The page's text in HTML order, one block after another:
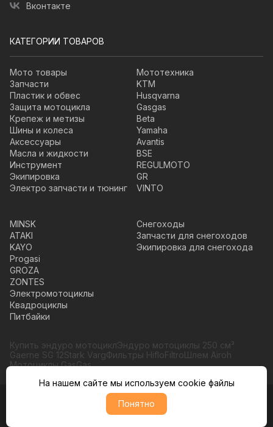
Вконтакте
КАТЕГОРИИ ТОВАРОВ
Мото товары
Запчасти
Пластик и обвес
Защита мотоцикла
Крепеж и метизы
Шины и колеса
Аксессуары
Масла и жидкости
Инструмент
Экипировка
Электро запчасти и тюнинг
Мототехника
KTM
Husqvarna
Gasgas
Beta
Yamaha
Avantis
BSE
REGULMOTO
GR
VINTO
MINSK
ATAKI
KAYO
Progasi
GROZA
ZONTES
Электромотоциклы
Квадроциклы
Питбайки
Снегоходы
Запчасти для снегоходов
Экипировка для снегохода
Купить эндуро мотоциклЭндуро мотоциклы 250 см³
Gaerne SG 12Stark VargФильтры HifloFiltroШлем Airoh
Мотоциклы GasGas
© Moto365, Все права защищены
Политика обратботки персональных данных
На нашем сайте мы используем cookie файлы
Понятно